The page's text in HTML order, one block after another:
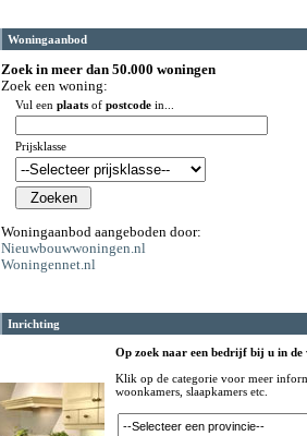
Woningaanbod
Zoek in meer dan 50.000 woningen
Zoek een woning:
Vul een plaats of postcode in...
Prijsklasse
Woningaanbod aangeboden door:
Nieuwbouwwoningen.nl
Woningennet.nl
Inrichting
Op zoek naar een bedrijf bij u in
Klik op de categorie voor meer
woonkamers, slaapkamers etc.